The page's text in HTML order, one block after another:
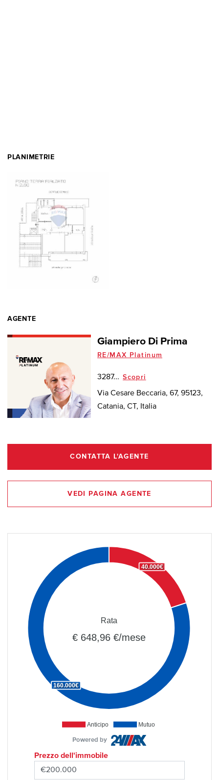
PLANIMETRIE
AGENTE
Giampiero Di Prima
RE/MAX Platinum
3287... Scopri
Via Cesare Beccaria, 67, 95123,
Catania, CT, Italia
CONTATTA L'AGENTE
VEDI PAGINA AGENTE
Anticipo Mutuo
40.000€
160.000€
Rata
€ 648,96 €/mese
Powered by
Prezzo dell'immobile